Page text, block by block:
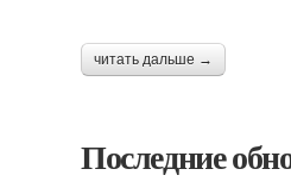
читать дальше →
Последние